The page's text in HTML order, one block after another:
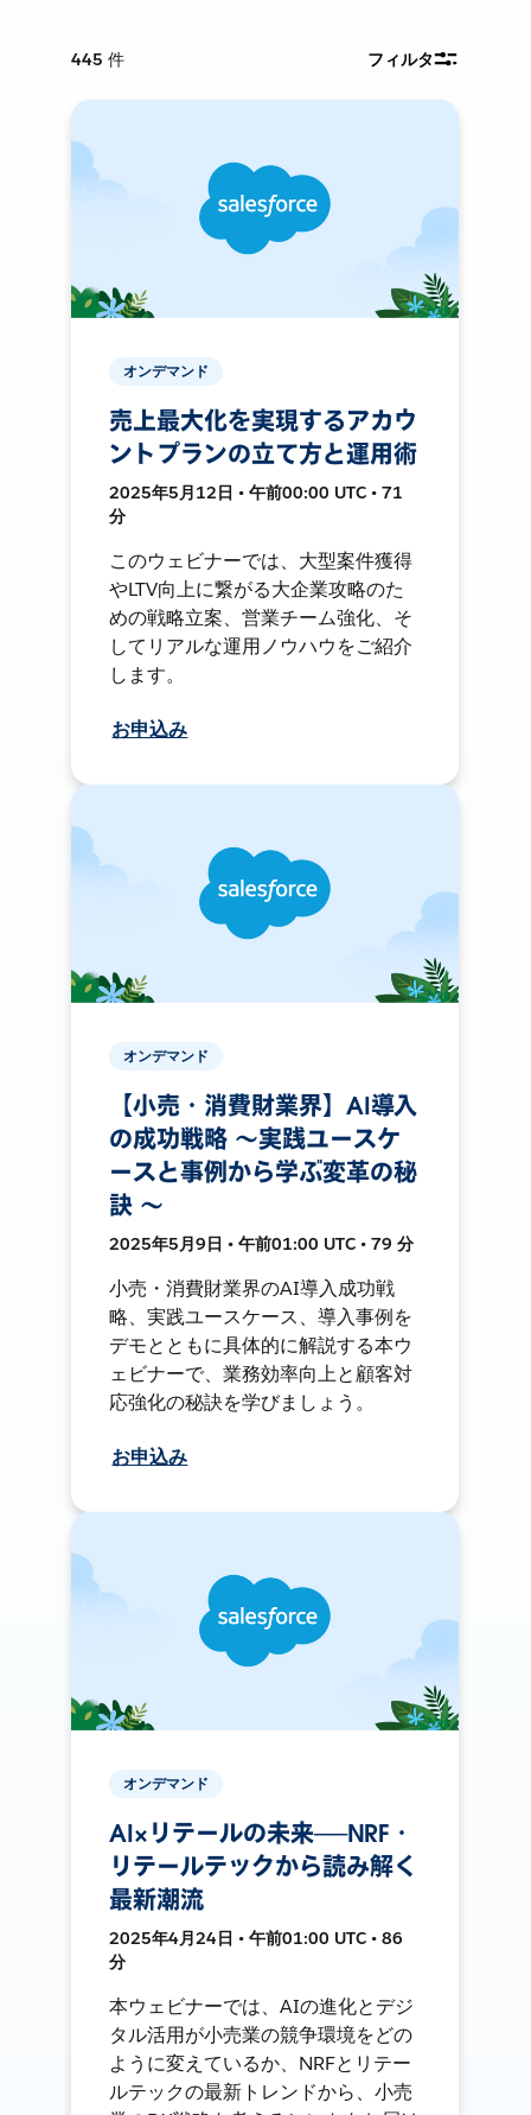
445 件 フィルタ
オンデマンド
売上最大化を実現するアカウ
ントプランの立て方と運用術
2025年5月12日 • 午前00:00 UTC • 71
分
このウェビナーでは、大型案件獲得
やLTV向上に繋がる大企業攻略のた
めの戦略立案、営業チーム強化、そ
してリアルな運用ノウハウをご紹介
します。
お申込み
オンデマンド
【小売・消費財業界】AI導入
の成功戦略 〜実践ユースケ
ースと事例から学ぶ変革の秘
訣 〜
2025年5月9日 • 午前01:00 UTC • 79 分
小売・消費財業界のAI導入成功戦
略、実践ユースケース、導入事例を
デモとともに具体的に解説する本ウ
ェビナーで、業務効率向上と顧客対
応強化の秘訣を学びましょう。
お申込み
オンデマンド
AI×リテールの未来──NRF・
リテールテックから読み解く
最新潮流
2025年4月24日 • 午前01:00 UTC • 86
分
本ウェビナーでは、AIの進化とデジ
タル活用が小売業の競争環境をどの
ように変えているか、NRFとリテー
ルテックの最新トレンドから、小売